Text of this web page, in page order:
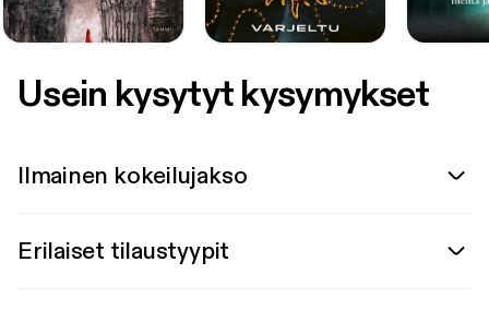
Usein kysytyt kysymykset
Ilmainen kokeilujakso
Erilaiset tilaustyypit